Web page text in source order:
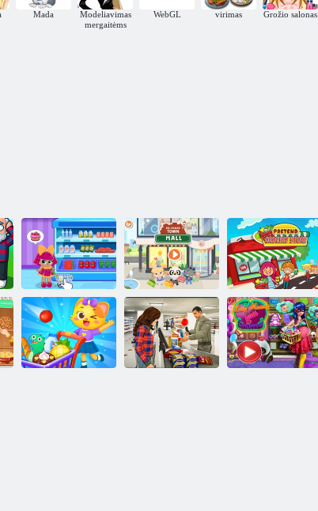
Mada
Modeliavimas
mergaitėms
WebGL virimas Grožio salonas
LOL prekybos
centras
Dr. Prekybos
centras „Panda
Town“.
Pretend
bakalėjos
parduotuvė